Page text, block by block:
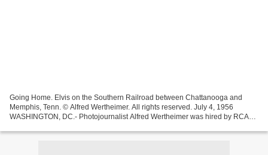
Going Home. Elvis on the Southern Railroad between Chattanooga and
Memphis, Tenn. © Alfred Wertheimer. All rights reserved. July 4, 1956
WASHINGTON, DC.- Photojournalist Alfred Wertheimer was hired by RCA